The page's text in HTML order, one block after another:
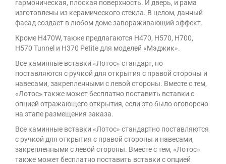
гармоническая, плоская поверхность. И дверь, и рама
изготовлены из керамического стекла. В целом, данный
фасад создает в любом доме завораживающий эффект.
Кроме H470W, также предлагаются H470, H570, H700,
H570 Tunnel и Н370 Petite для моделей «Мэджик».
Все каминные вставки «Лотос» стандарт, но
поставляются с ручкой для открытия с правой стороны и
навесами, закрепленными с левой стороны. Вместе с тем,
«Лотос» также может бесплатно поставить вставки с
опцией отражающего открытия, если это было оговорено
на этапе размещения заказа.
Все каминные вставки «Лотос» стандартно поставляются
с ручкой для открытия с правой стороны и навесами,
закрепленными с левой стороны. Вместе с тем, «Лотос»
также может бесплатно поставить вставки с опцией